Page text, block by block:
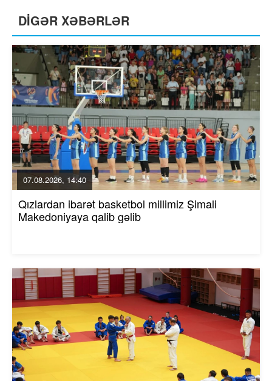
DİGƏR XƏBƏRLƏR
07.08.2026, 14:40
Qızlardan ibarət basketbol millimiz Şimali
Makedoniyaya qalib gəlib